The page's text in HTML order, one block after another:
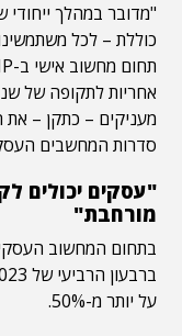
"מדובר במהלך
כוללת – לכל
אחריות לתקופה של
מעניקים – כתקן –
סדרות המחשבים
"עסקים יכולים
מורחבת"
ברבעון הרביעי של 2023, לפי
על יותר מ-50%.